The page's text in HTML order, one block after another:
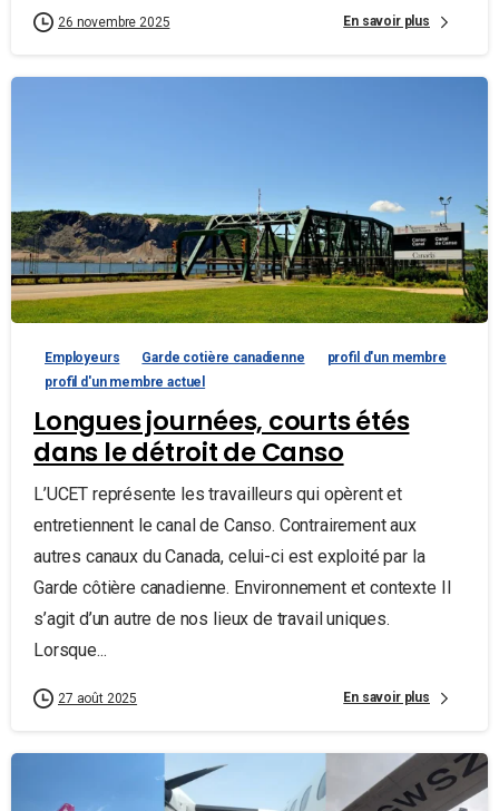
26 novembre 2025 En savoir plus
Employeurs Garde cotière canadienne
profil d'un membre
profil d'un membre actuel
Longues journées, courts étés
dans le détroit de Canso
L’UCET représente les travailleurs qui opèrent et
entretiennent le canal de Canso. Contrairement aux
autres canaux du Canada, celui-ci est exploité par la
Garde côtière canadienne. Environnement et contexte Il
s’agit d’un autre de nos lieux de travail uniques.
Lorsque...
27 août 2025 En savoir plus